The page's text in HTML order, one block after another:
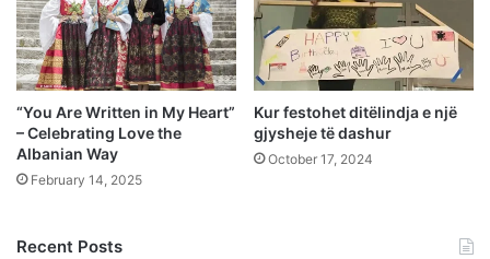
“You Are Written in My Heart”
– Celebrating Love the
Albanian Way
February 14, 2025
Kur festohet ditëlindja e një
gjysheje të dashur
October 17, 2024
Recent Posts